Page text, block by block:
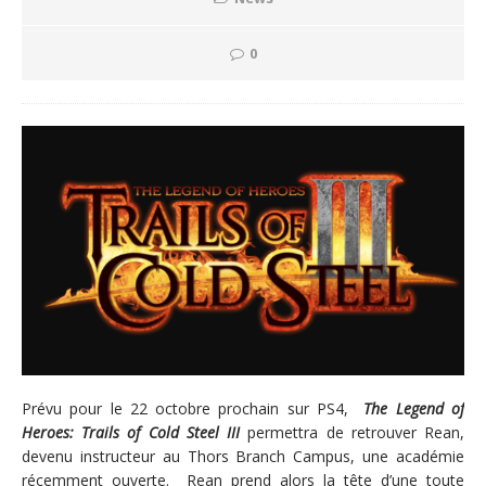
0
Prévu pour le 22 octobre prochain sur PS4, The Legend of
Heroes: Trails of Cold Steel IIIpermettra de retrouver Rean,
devenu instructeur au Thors Branch Campus, une académie
récemment ouverte. Rean prend alors la tête d’une toute